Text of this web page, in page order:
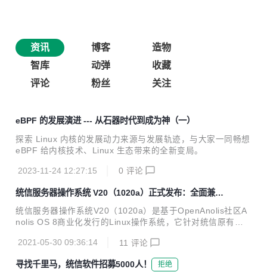
资讯 博客
造物
智库
动弹
收藏
评论
粉丝 关注
eBPF 的发展演进 --- 从石器时代到成为神（一）
探索 Linux 内核的发展动力来源与发展轨迹，与大家一同畅想
eBPF 给内核技术、Linux 生态带来的全新变局。
2023-11-24 12:27:15 0 评论
统信服务器操作系统 V20（1020a）正式发布：全面兼容
CentOS
统信服务器操作系统V20（1020a）是基于OpenAnolis社区A
nolis OS 8商业化发行的Linux操作系统，它针对统信原有主
安全能力，提供对全链路通讯数据的国密算法支持，并经过7×
24小时LTP无差别级高负载压力测试，是一款安全、稳定、可
靠、高性能的服务器操作系统产品。 统信服务器操作系统V20
2021-05-30 09:36:14 11 评论
寻找千里马，统信软件招募5000人！ 拒绝